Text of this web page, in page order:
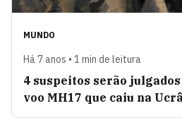
MUNDO
Há 7 anos • 1 min de leitura
4 suspeitos serão
voo MH17 que caiu na